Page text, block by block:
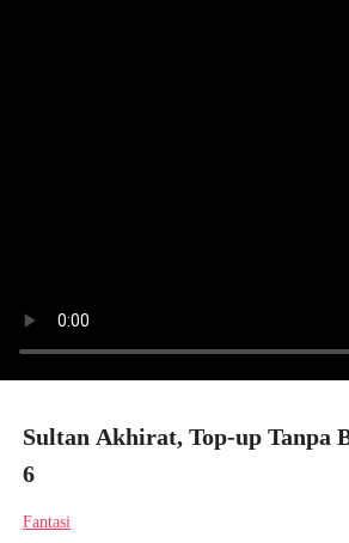
Sultan Akhirat, Top-up Tanpa
6
Fantasi